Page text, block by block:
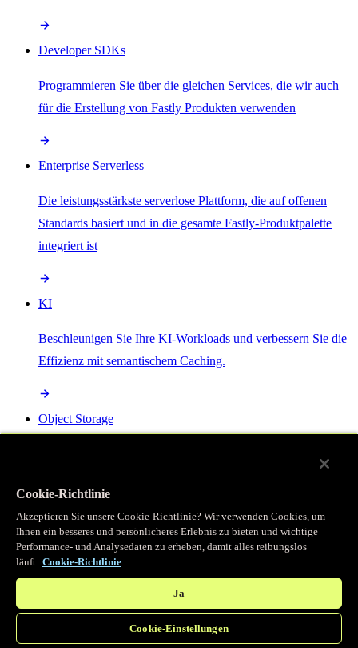
Developer SDKs
Programmieren Sie über die gleichen Services, die wir auch
für die Erstellung von Fastly Produkten verwenden
Enterprise Serverless
Die leistungsstärkste serverlose Plattform, die auf offenen
Standards basiert und in die gesamte Fastly-Produktpalette
integriert ist
KI
Beschleunigen Sie Ihre KI-Workloads und verbessern Sie die
Effizienz mit semantischem Caching.
Object Storage
Programmierbarer Cache
Erhalten Sie vollständigen programmatischen Zugriff auf das
legendäre Caching, das unser CDN antreibt.
Cookie-Richtlinie
Akzeptieren Sie unsere Cookie-Richtlinie? Wir verwenden Cookies, um
Ihnen ein besseres und persönlicheres Erlebnis zu bieten und wichtige
Performance- und Analysedaten zu erheben, damit alles reibungslos
läuft. Cookie-Richtlinie
Ja
Cookie-Einstellungen